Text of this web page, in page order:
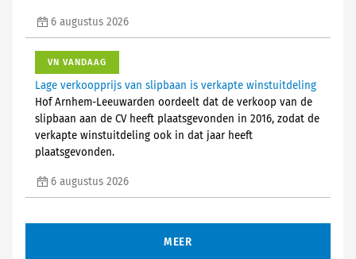
6 augustus 2026
VN VANDAAG
Lage verkoopprijs van slipbaan is verkapte winstuitdeling
Hof Arnhem-Leeuwarden oordeelt dat de verkoop van de
slipbaan aan de CV heeft plaatsgevonden in 2016, zodat de
verkapte winstuitdeling ook in dat jaar heeft
plaatsgevonden.
6 augustus 2026
MEER